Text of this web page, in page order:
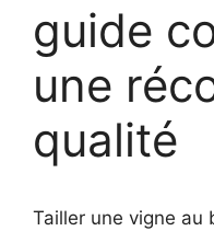
guide
une
qualité
Tailler une vigne au